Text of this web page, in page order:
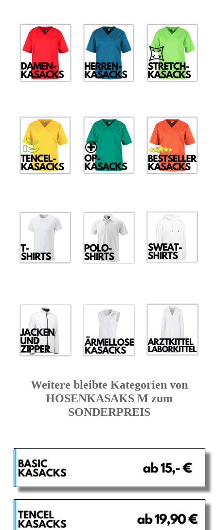
Weitere bleibte Kategorien von
HOSENKASAKS M zum
SONDERPREIS